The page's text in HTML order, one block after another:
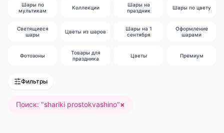
Шары по
мультикам
Коллекции
Шары на
праздник
Шары по цвету
Светящиеся
шары
Цветы из шаров
Шары на 1
сентября
Оформление
шарами
Фотозоны
Товары для
праздника
Цветы Премиум
Фильтры
Поиск: "shariki prostokvashino"×